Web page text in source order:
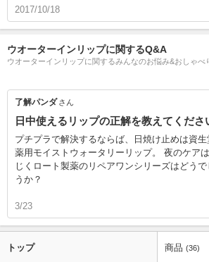
2017/10/18
ウオーターインリップに関するQ&A
ウオーターインリップに関するみんなのお悩み&おしゃべ
了解パンダ さん
日中使えるリップの正解を教えてくださ
プチプラで解決するならば、日焼け止めは資生
薬用モイストウォータリーリップ。 夜のケア
じくロート製薬のリペアワンシリーズはどうで
うか？
3/23
トップ 商品 (36)